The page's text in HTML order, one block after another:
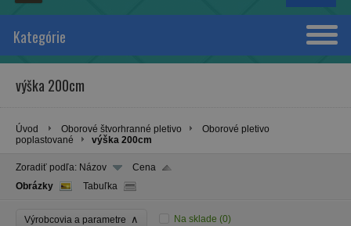
Kategórie
výška 200cm
Úvod Oborové štvorhranné pletivo
Oborové pletivo
poplastované
výška 200cm
Zoradiť podľa: Názov
Cena
Obrázky
Tabuľka
Výrobcovia a parametre ∧ Na sklade (0)